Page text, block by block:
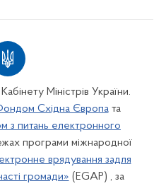
Міністрів України.
Східна Європата
з питань електронного
програми міжнародної
врядування задля
громади» (EGAP) , за